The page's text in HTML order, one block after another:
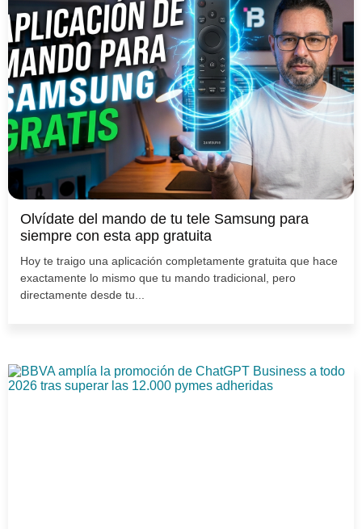
Olvídate del mando de tu tele Samsung para
siempre con esta app gratuita
Hoy te traigo una aplicación completamente gratuita que hace
exactamente lo mismo que tu mando tradicional, pero
directamente desde tu...